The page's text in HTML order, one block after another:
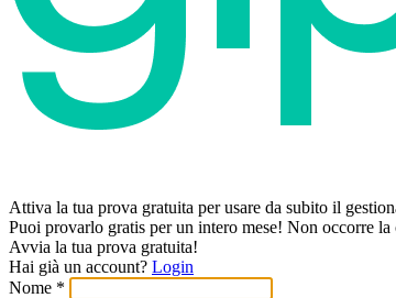
Attiva la tua prova gratuita per usare da subito il
Puoi provarlo gratis per un intero mese! Non occorre
Avvia la tua prova gratuita!
Hai già un account? Login
Nome *